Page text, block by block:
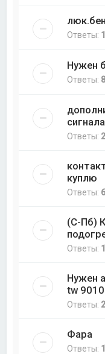
Ответы: 1
Нужен
Ответы: 8
Ответы:
куплю
Ответы: 6
(С-Пб)
Ответы:
Нужен
tw 9010
Ответы:
Фара
Ответы: 1